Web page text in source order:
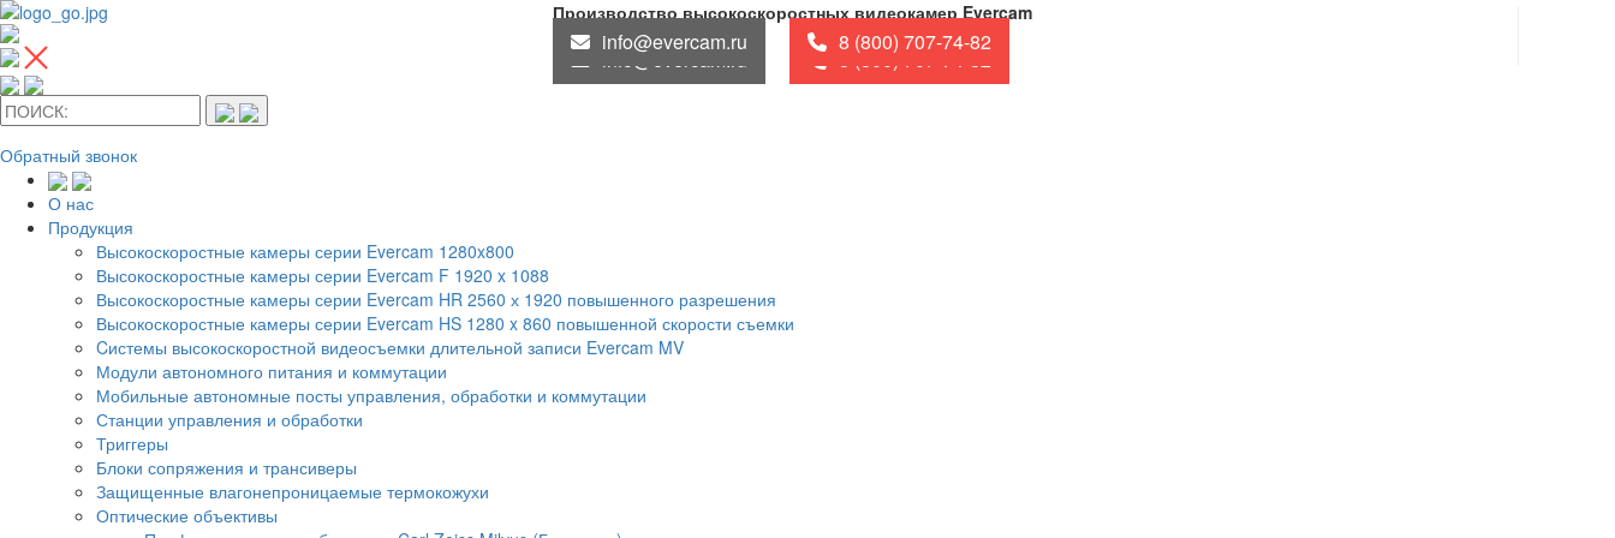
Обратный звонок
Производство высокоскоростных видеокамер Evercam
info@evercam.ru 8 (800) 707-74-82
О нас
Продукция
Высокоскоростные камеры серии Evercam 1280x800
Высокоскоростные камеры серии Evercam F 1920 x 1088
Высокоскоростные камеры серии Evercam HR 2560 х 1920 повышенного разрешения
Высокоскоростные камеры серии Evercam HS 1280 x 860 повышенной скорости съемки
Cистемы высокоскоростной видеосъемки длительной записи Evercam MV
Модули автономного питания и коммутации
Мобильные автономные посты управления, обработки и коммутации
Станции управления и обработки
Триггеры
Блоки сопряжения и трансиверы
Защищенные влагонепроницаемые термокожухи
Оптические объективы
info@evercam.ru 8 (800) 707-74-82